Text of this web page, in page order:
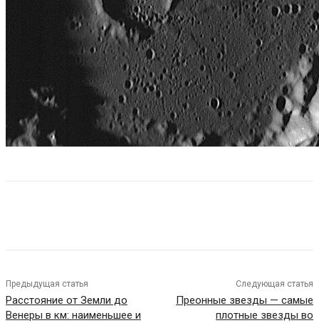
Предыдущая статья
Расстояние от Земли до
Венеры в км: наименьшее и
Следующая статья
Преонные звезды — самые
плотные звезды во